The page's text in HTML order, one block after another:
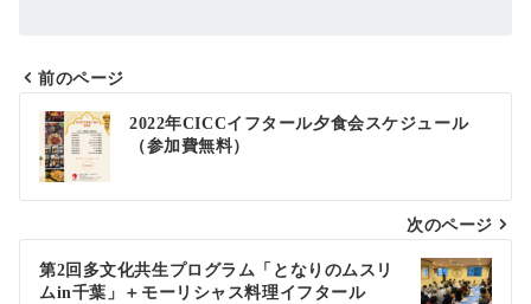
投
稿
ナ
ビ
ゲ
前のページ
2022年CICCイフタール夕食会スケジュール
（参加費無料）
次のページ
第2回多文化共生プログラム「となりのムスリ
ムin千葉」＋モーリシャス料理イフタール